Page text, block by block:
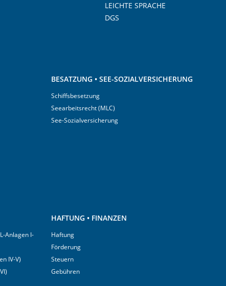
LEICHTE SPRACHE
DGS
BESATZUNG • SEE-SOZIALVERSICHERUNG
Schiffsbesetzung
Seearbeitsrecht (MLC)
See-Sozialversicherung
Anlagen I-
IV-V)
HAFTUNG • FINANZEN
Haftung
Förderung
Steuern
Gebühren